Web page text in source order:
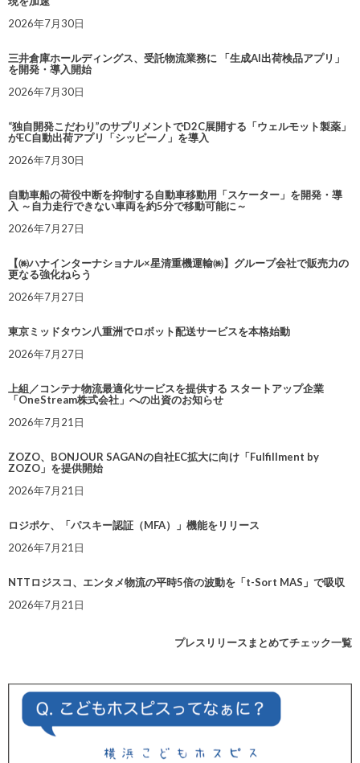
2026年7月30日
三井倉庫ホールディングス、受託物流業務に 「生成AI出荷検品アプリ」
を開発・導入開始
2026年7月30日
“独自開発こだわり”のサプリメントでD2C展開する「ウェルモット製薬」
がEC自動出荷アプリ「シッピーノ」を導入
2026年7月30日
自動車船の荷役中断を抑制する自動車移動用「スケーター」を開発・導
入 ～自力走行できない車両を約5分で移動可能に～
2026年7月27日
【㈱ハナインターナショナル×星清重機運輸㈱】グループ会社で販売力の
更なる強化ねらう
2026年7月27日
東京ミッドタウン八重洲でロボット配送サービスを本格始動
2026年7月27日
上組／コンテナ物流最適化サービスを提供する スタートアップ企業
「OneStream株式会社」への出資のお知らせ
2026年7月21日
ZOZO、BONJOUR SAGANの自社EC拡大に向け「Fulfillment by
ZOZO」を提供開始
2026年7月21日
ロジポケ、「パスキー認証（MFA）」機能をリリース
2026年7月21日
NTTロジスコ、エンタメ物流の平時5倍の波動を「t-Sort MAS」で吸収
2026年7月21日
プレスリリースまとめてチェック一覧